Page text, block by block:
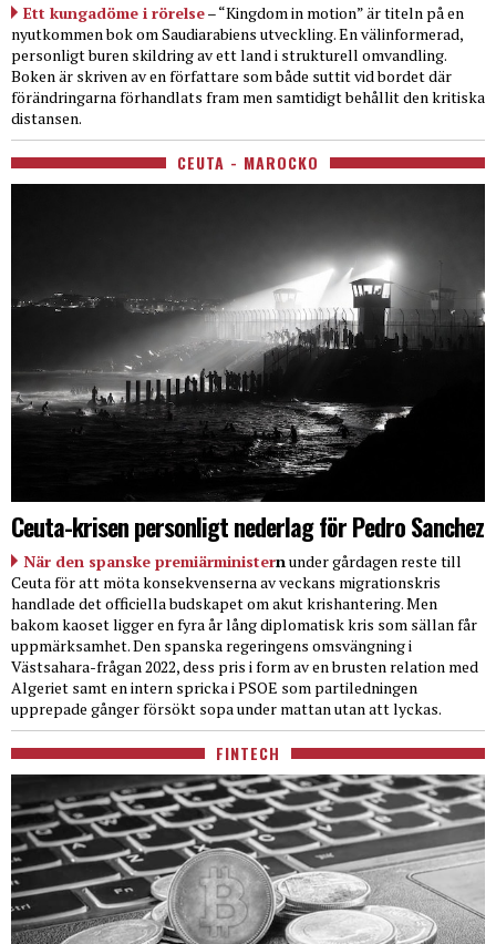
Ett kungadöme i rörelse– “Kingdom in motion” är titeln på en
nyutkommen bok om Saudiarabiens utveckling. En välinformerad,
personligt buren skildring av ett land i strukturell omvandling.
Boken är skriven av en författare som både suttit vid bordet där
förändringarna förhandlats fram men samtidigt behållit den kritiska
distansen.
CEUTA - MAROCKO
Ceuta-krisen personligt nederlag för Pedro Sanchez
När den spanske premiärministernunder gårdagen reste till
Ceuta för att möta konsekvenserna av veckans migrationskris
handlade det officiella budskapet om akut krishantering. Men
bakom kaoset ligger en fyra år lång diplomatisk kris som sällan får
uppmärksamhet. Den spanska regeringens omsvängning i
Västsahara-frågan 2022, dess pris i form av en brusten relation med
Algeriet samt en intern spricka i PSOE som partiledningen
upprepade gånger försökt sopa under mattan utan att lyckas.
FINTECH